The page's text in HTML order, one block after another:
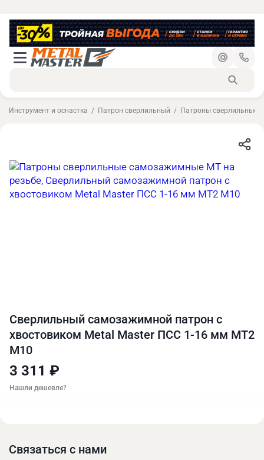
Инструмент и оснастка Патрон сверлильный Патроны сверлильные
Сверлильный самозажимной патрон с
хвостовиком Metal Master ПСС 1-16 мм МТ2
M10
3 311 ₽
Нашли дешевле?
Связаться с нами